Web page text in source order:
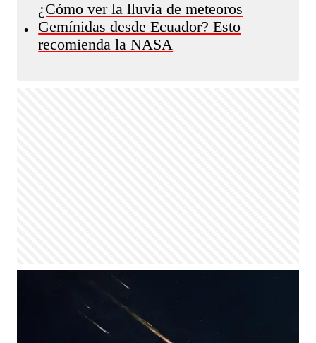
•
¿Cómo ver la lluvia de meteoros
Gemínidas desde Ecuador? Esto
recomienda la NASA